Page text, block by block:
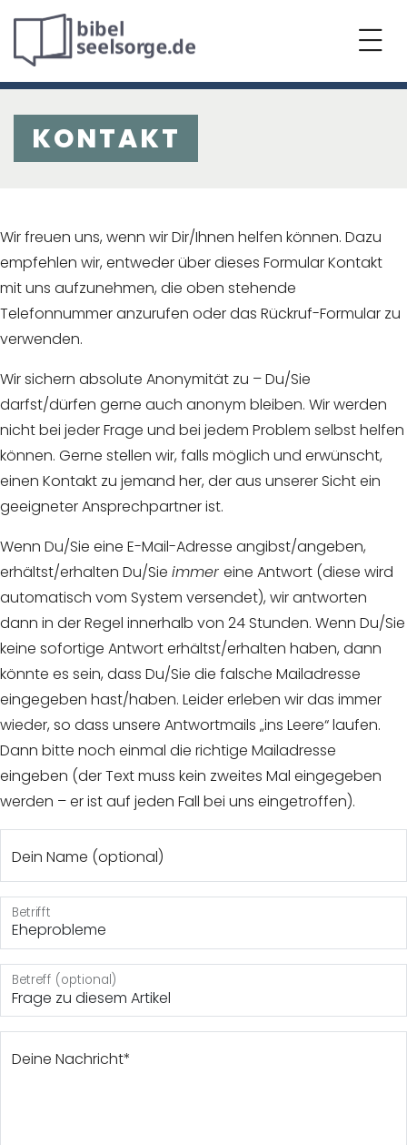
KONTAKT
Wir freuen uns, wenn wir Dir/Ihnen helfen können. Dazu
empfehlen wir, entweder über dieses Formular Kontakt
mit uns aufzunehmen, die oben stehende
Telefonnummer anzurufen oder das Rückruf-Formular zu
verwenden.
Wir sichern absolute Anonymität zu – Du/Sie
darfst/dürfen gerne auch anonym bleiben. Wir werden
nicht bei jeder Frage und bei jedem Problem selbst helfen
können. Gerne stellen wir, falls möglich und erwünscht,
einen Kontakt zu jemand her, der aus unserer Sicht ein
geeigneter Ansprechpartner ist.
Wenn Du/Sie eine E-Mail-Adresse angibst/angeben,
erhältst/erhalten Du/Sie immer eine Antwort (diese wird
automatisch vom System versendet), wir antworten
dann in der Regel innerhalb von 24 Stunden. Wenn Du/Sie
keine sofortige Antwort erhältst/erhalten haben, dann
könnte es sein, dass Du/Sie die falsche Mailadresse
eingegeben hast/haben. Leider erleben wir das immer
wieder, so dass unsere Antwortmails „ins Leere“ laufen.
Dann bitte noch einmal die richtige Mailadresse
eingeben (der Text muss kein zweites Mal eingegeben
werden – er ist auf jeden Fall bei uns eingetroffen).
Dein Name (optional)
Eheprobleme
Betrifft
Betreff (optional)
Deine Nachricht*